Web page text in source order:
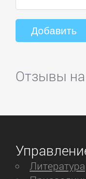
Отзывы на
Литература